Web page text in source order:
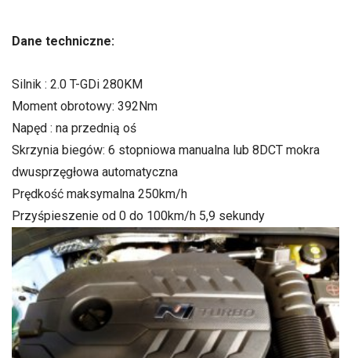
Dane techniczne:
Silnik : 2.0 T-GDi 280KM
Moment obrotowy: 392Nm
Napęd : na przednią oś
Skrzynia biegów: 6 stopniowa manualna lub 8DCT mokra
dwusprzęgłowa automatyczna
Prędkość maksymalna 250km/h
Przyśpieszenie od 0 do 100km/h 5,9 sekundy